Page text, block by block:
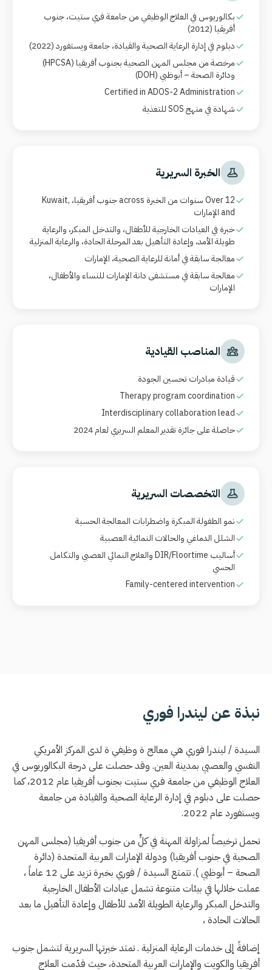
بكالوريوس في العلاج الوظيفي من جامعة فري ستيت، جنوب
أفريقيا (2012)
دبلوم في إدارة الرعاية الصحية والقيادة، جامعة ويستفورد (2022)
مرخصة من مجلس المهن الصحية بجنوب أفريقيا (HPCSA)
ودائرة الصحة – أبوظبي (DOH)
Certified in ADOS-2 Administration
شهادة في منهجSOSللتغذية
الخبرة السريرية
Over 12 سنوات من الخبرة across جنوب أفريقيا، Kuwait,
and الإمارات
خبرة في العيادات الخارجية للأطفال، والتدخل المبكر، والرعاية
طويلة الأمد، وإعادة التأهيل بعد المرحلة الحادة، والرعاية المنزلية
معالجة سابقة في أمانة للرعاية الصحية، الإمارات
معالجة سابقة في مستشفى دانة الإمارات للنساء والأطفال،
الإمارات
المناصب القيادية
قيادة مبادرات تحسين الجودة
Therapy program coordination
Interdisciplinary collaboration lead
حاصلة على جائزة تقدير المعلم السريري لعام 2024
التخصصات السريرية
نمو الطفولة المبكرة واضطرابات المعالجة الحسية
الشلل الدماغي والحالات النمائية العصبية
أساليب DIR/Floortimeوالعلاج النمائي العصبي والتكامل
الحسي
Family-centered intervention
نبذة عن ليندرا فوري
السيدة / ليندرا فوري هي معالج ة وظيفي ة لدى المركز الأمريكي
النفسي والعصبي بمدينة العين. وقد حصلت على درجة البكالوريوس في
العلاج الوظيفي من جامعة فري ستيت بجنوب أفريقيا عام 2012، كما
حصلت على دبلوم في إدارة الرعاية الصحية والقيادة من جامعة
ويستفورد عام 2022.
تحمل ترخيصاً لمزاولة المهنة في كلٍّ من جنوب أفريقيا (مجلس المهن
الصحية في جنوب أفريقيا) ودولة الإمارات العربية المتحدة (دائرة
الصحة – أبوظبي ). تتمتع السيدة / فوري بخبرة تزيد على 12 عاماً ،
عملت خلالها في بيئات متنوعة تشمل عيادات الأطفال الخارجية
والتدخل المبكر والرعاية الطويلة الأمد للأطفال وإعادة التأهيل ما بعد
الحالات الحادة ،
إضافةً إلى خدمات الرعاية المنزلية . تمتد خبرتها السريرية لتشمل جنوب
أفريقيا والكويت والإمارات العربية المتحدة، حيث قدّمت العلاج